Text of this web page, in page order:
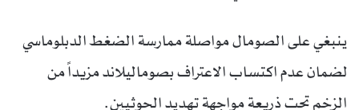
ينبغي على الصومال مواصلة ممارسة الضغط الدبلوماسي
لضمان عدم اكتساب الاعتراف بصوماليلاند مزيداً من
الزخم تحت ذريعة مواجهة تهديد الحوثيين.